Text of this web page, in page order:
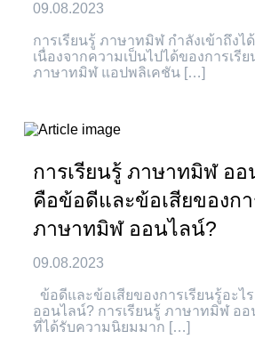
09.08.2023
การเรียนรู้ ภาษาทมิฬ กำลังเข้าถึงไ
เนื่องจากความเป็นไปได้ของการเรี
ภาษาทมิฬ แอปพลิเคชัน […]
การเรียนรู้ ภาษาทมิฬ ออ
คือข้อดีและข้อเสียของกา
ภาษาทมิฬ ออนไลน์?
09.08.2023
ข้อดีและข้อเสียของการเรียนรู้อะไ
ออนไลน์? การเรียนรู้ ภาษาทมิฬ ออ
ที่ได้รับความนิยมมาก […]